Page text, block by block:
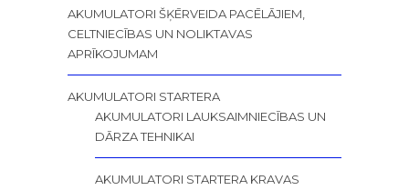
AKUMULATORI ŠĶĒRVEIDA PACĒLĀJIEM,
CELTNIECĪBAS UN NOLIKTAVAS
APRĪKOJUMAM
AKUMULATORI STARTERA
AKUMULATORI LAUKSAIMNIECĪBAS UN
DĀRZA TEHNIKAI
AKUMULATORI STARTERA KRAVAS